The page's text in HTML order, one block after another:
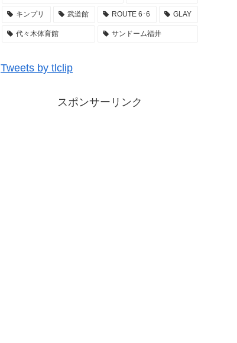
2022年3月26日
座席 アリーナ構成 グッズ … LIVE TOUR 2022
レポまとめ
2022年3月26日
キンプリ 武道館 ROUTE 6･6 GLAY
代々木体育館 サンドーム福井
Tweets by tlclip
スポンサーリンク